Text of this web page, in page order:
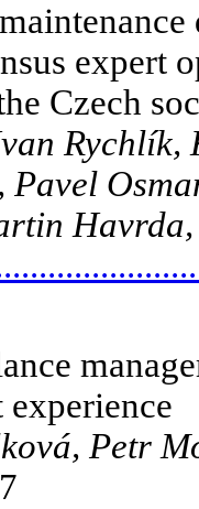
expert
Czech
Rychlík,
Petr